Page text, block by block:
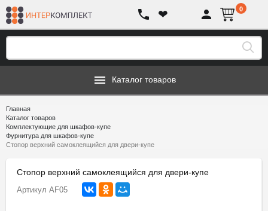
❤ 0
Каталог товаров
Главная
Каталог товаров
Комплектующие для шкафов-купе
Фурнитура для шкафов-купе
Стопор верхний самоклеящийся для двери-купе
Стопор верхний самоклеящийся для двери-купе
Артикул AF05